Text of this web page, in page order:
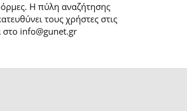
H πύλη αναζήτησης
τους χρήστες στις
στο info@gunet.gr